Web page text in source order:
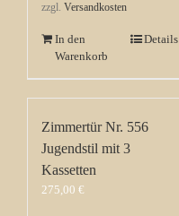
zzgl. Versandkosten
In den
Warenkorb
Details
Zimmertür Nr. 556
Jugendstil mit 3
Kassetten
275,00 €